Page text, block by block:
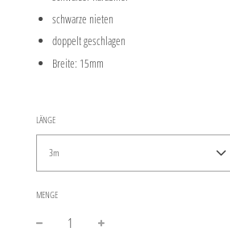
schwarze nieten
doppelt geschlagen
Breite: 15mm
LÄNGE
3m
MENGE